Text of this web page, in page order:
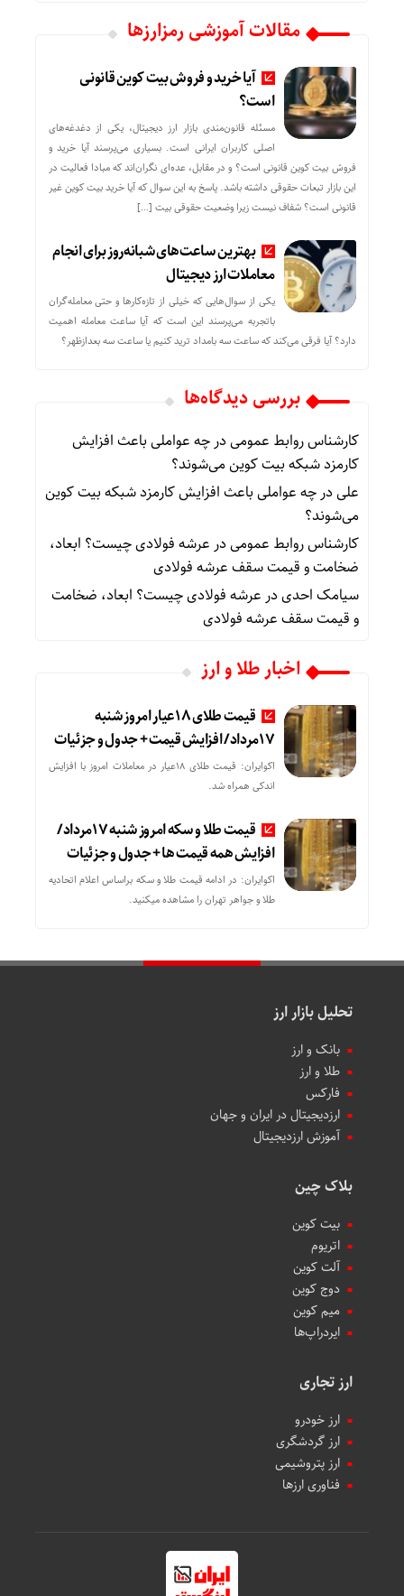
مقالات آموزشی رمزارزها
آیا خرید و فروش بیت کوین قانونی
است؟
مسئله قانون‌مندی بازار ارز دیجیتال، یکی از دغدغه‌های
اصلی کاربران ایرانی است. بسیاری می‌پرسند آیا خرید و
فروش بیت کوین قانونی است؟ و در مقابل، عده‌ای نگران‌اند که مبادا فعالیت در
این بازار تبعات حقوقی داشته باشد. پاسخ به این سوال که آیا خرید بیت کوین غیر
قانونی است؟ شفاف نیست زیرا وضعیت حقوقی بیت‌ […]
بهترین ساعت‌های شبانه‌روز برای انجام
معاملات ارز دیجیتال
یکی از سوال‌هایی که خیلی از تازه‌کارها و حتی معامله‌گران
باتجربه می‌پرسند این است که آیا ساعت معامله اهمیت
دارد؟ آیا فرقی می‌کند که ساعت سه بامداد ترید کنیم یا ساعت سه بعدازظهر؟
بررسی دیدگاه‌ها
کارشناس روابط عمومیدرچه عواملی باعث افزایش
کارمزد شبکه بیت کوین می‌شوند؟
علیدرچه عواملی باعث افزایش کارمزد شبکه بیت کوین
می‌شوند؟
کارشناس روابط عمومیدر عرشه فولادی چیست؟ ابعاد،
ضخامت و قیمت سقف عرشه فولادی
سیامک احدیدر عرشه فولادی چیست؟ ابعاد، ضخامت
و قیمت سقف عرشه فولادی
اخبار طلا و ارز
قیمت طلای 18عیار امروز شنبه
17مرداد/ افزایش قیمت + جدول و جزئیات
اکوایران: قیمت طلای 18عیار در معاملات امروز با افزایش
اندکی همراه شد.
قیمت طلا و سکه امروز شنبه 17مرداد/
افزایش همه قیمت ها + جدول و جزئیات
اکوایران: در ادامه قیمت طلا و سکه براساس اعلام اتحادیه
طلا و جواهر تهران را مشاهده میکنید.
تحلیل بازار ارز
بانک و ارز
طلا و ارز
فارکس
ارزدیجیتال در ایران و جهان
آموزش ارزدیجیتال
بلاک چین
بیت کوین
اتریوم
آلت کوین
دوج کوین
میم کوین‌
ایردراپ‌ها
ارز تجاری
ارز خودرو
ارز گردشگری
ارز پتروشیمی
فناوری ارزها